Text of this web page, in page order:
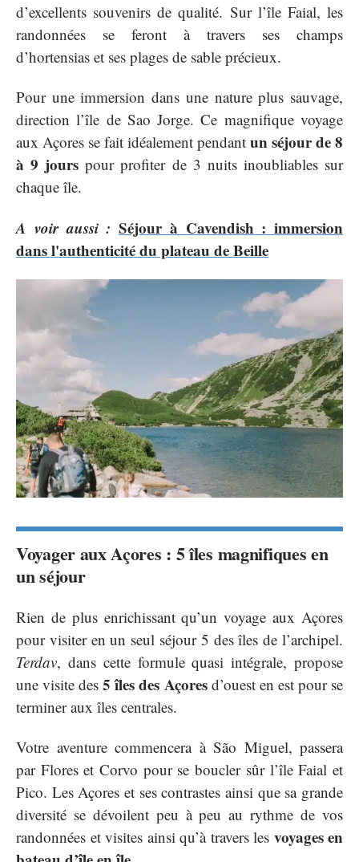
d’excellents souvenirs de qualité. Sur l’île Faial, les
randonnées se feront à travers ses champs
d’hortensias et ses plages de sable précieux.
Pour une immersion dans une nature plus sauvage,
direction l’île de Sao Jorge. Ce magnifique voyage
aux Açores se fait idéalement pendant un séjour de 8
à 9 jours pour profiter de 3 nuits inoubliables sur
chaque île.
A voir aussi : Séjour à Cavendish : immersion
dans l'authenticité du plateau de Beille
Voyager aux Açores : 5 îles magnifiques en
un séjour
Rien de plus enrichissant qu’un voyage aux Açores
pour visiter en un seul séjour 5 des îles de l’archipel.
Terdav, dans cette formule quasi intégrale, propose
une visite des5 îles des Açoresd’ouest en est pour se
terminer aux îles centrales.
Votre aventure commencera à São Miguel, passera
par Flores et Corvo pour se boucler sûr l’île Faial et
Pico. Les Açores et ses contrastes ainsi que sa grande
diversité se dévoilent peu à peu au rythme de vos
randonnées et visites ainsi qu’à travers les voyages en